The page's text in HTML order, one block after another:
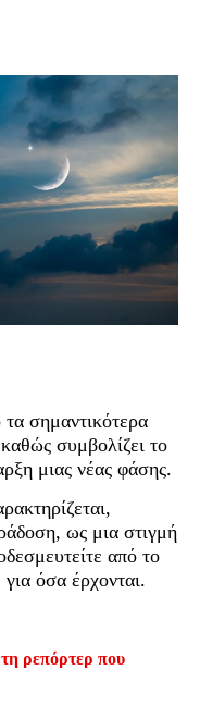
σημαντικότερα
συμβολίζει το
μιας νέας φάσης.
ως μια στιγμή
από το
όσα έρχονται.
ρεπόρτερ που